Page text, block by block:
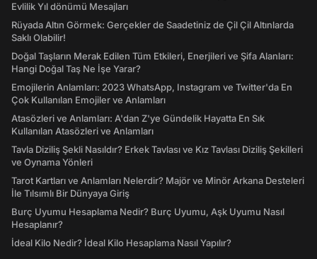
Evlilik Yıl dönümü Mesajları
Rüyada Altın Görmek: Gerçekler de Saadetiniz de Çil Çil Altınlarda
Saklı Olabilir!
Doğal Taşların Merak Edilen Tüm Etkileri, Enerjileri ve Şifa Alanları:
Hangi Doğal Taş Ne İşe Yarar?
Emojilerin Anlamları: 2023 WhatsApp, Instagram ve Twitter'da En
Çok Kullanılan Emojiler ve Anlamları
Atasözleri ve Anlamları: A'dan Z'ye Gündelik Hayatta En Sık
Kullanılan Atasözleri ve Anlamları
Tavla Diziliş Şekli Nasıldır? Erkek Tavlası ve Kız Tavlası Diziliş Şekilleri
ve Oynama Yönleri
Tarot Kartları ve Anlamları Nelerdir? Majör ve Minör Arkana Desteleri
İle Tılsımlı Bir Dünyaya Giriş
Burç Uyumu Hesaplama Nedir? Burç Uyumu, Aşk Uyumu Nasıl
Hesaplanır?
İdeal Kilo Nedir? İdeal Kilo Hesaplama Nasıl Yapılır?